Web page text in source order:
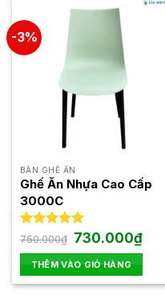
-3%
BÀN GHẾ ĂN
Ghế Ăn Nhựa Cao Cấp
3000C
Được xếp
5.00
5 sao
750.000₫ Giá
gốc
là:
750.000₫.
730.000₫Giá
hiện
tại
là:
THÊM VÀO GIỎ HÀNG